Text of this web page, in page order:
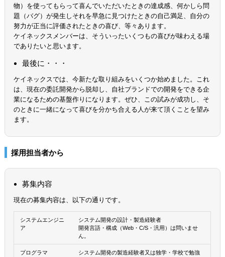
物）を使ってもらって喜んでいただいたときの達成感、何かしら問
題（バグ）が発生しそれを早急に見つけたときの自己満足、自分の
努力が正当に評価されたときの喜び、等々あります。
ケイネックスメンバーは、そういったいくつもの喜びが味わえる場
でありたいと思います。
最後に・・・
ケイネックスでは、今新たな取り組みをいくつか始めました。これ
は、現在の委託開発から脱却し、自社ブランドでの開発をできる企
業になるための基盤作りになります。ぜひ、この試みが成功し、そ
のときに一緒になって喜びを分かち合える人が来て頂くことを望み
ます。
採用担当者から
募集内容
現在の募集内容は、以下の通りです。
システムエンジニ
ア
システム開発の設計・製造経験者
開発言語・構成（Web・C/S・汎用）は問いませ
ん。
プログラマ
システム開発の製造経験者又は独学・学校で勉強